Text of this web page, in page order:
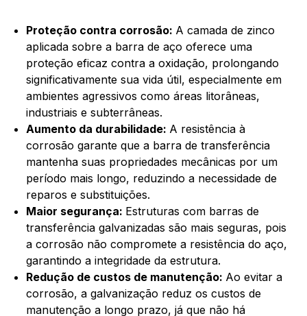
Proteção contra corrosão: A camada de zinco
aplicada sobre a barra de aço oferece uma
proteção eficaz contra a oxidação, prolongando
significativamente sua vida útil, especialmente em
ambientes agressivos como áreas litorâneas,
industriais e subterrâneas.
Aumento da durabilidade: A resistência à
corrosão garante que a barra de transferência
mantenha suas propriedades mecânicas por um
período mais longo, reduzindo a necessidade de
reparos e substituições.
Maior segurança: Estruturas com barras de
transferência galvanizadas são mais seguras, pois
a corrosão não compromete a resistência do aço,
garantindo a integridade da estrutura.
Redução de custos de manutenção: Ao evitar a
corrosão, a galvanização reduz os custos de
manutenção a longo prazo, já que não há